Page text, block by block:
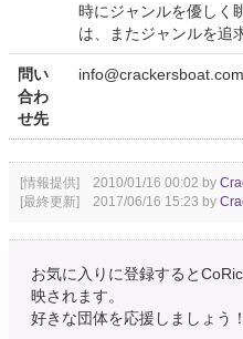
時にジャンルを優しく
は、またジャンルを追
問い
合わ
せ先
info@crackersboat.com
[情報提供] 2010/01/16 00:02 by
[最終更新] 2017/06/16 15:23 by
お気に入りに登録すると
映されます。
好きな団体を応援しましょう！